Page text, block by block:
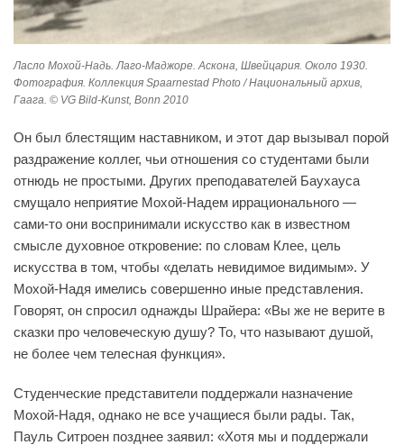
Ласло Мохой-Надь. Лаго-Маджоре. Аскона, Швейцария. Около 1930.
Фотография. Коллекция Spaarnestad Photo / Национальный архив,
Гаага. © VG Bild-Kunst, Bonn 2010
Он был блестящим наставником, и этот дар вызывал порой
раздражение коллег, чьи отношения со студентами были
отнюдь не простыми. Других преподавателей Баухауса
смущало неприятие Мохой-Надем иррационального —
сами-то они воспринимали искусство как в известном
смысле духовное откровение: по словам Клее, цель
искусства в том, чтобы «делать невидимое видимым». У
Мохой-Надя имелись совершенно иные представления.
Говорят, он спросил однажды Шрайера: «Вы же не верите в
сказки про человеческую душу? То, что называют душой,
не более чем телесная функция».
Студенческие представители поддержали назначение
Мохой-Надя, однако не все учащиеся были рады. Так,
Пауль Ситроен позднее заявил: «Хотя мы и поддержали